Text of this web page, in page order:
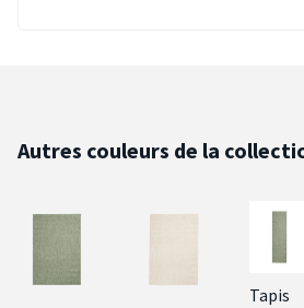
Autres couleurs de la
Tapis